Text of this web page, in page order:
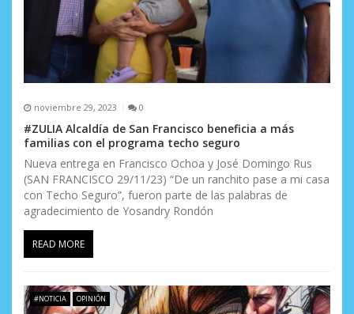
noviembre 29, 2023 0
#ZULIA Alcaldía de San Francisco beneficia a más
familias con el programa techo seguro
Nueva entrega en Francisco Ochoa y José Domingo Rus
(SAN FRANCISCO 29/11/23) “De un ranchito pase a mi casa
con Techo Seguro”, fueron parte de las palabras de
agradecimiento de Yosandry Rondón
READ MORE
#NOTICIA OPINIÓN